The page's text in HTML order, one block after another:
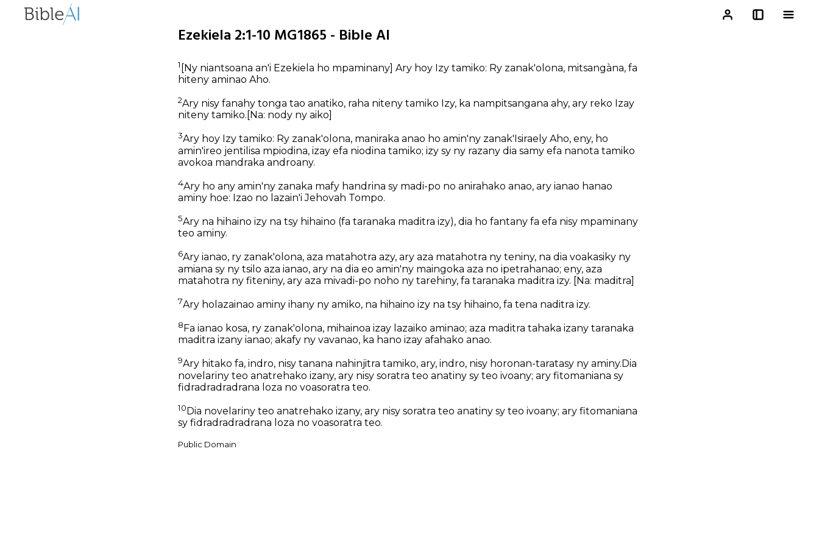
Ezekiela 2:1-10 MG1865 - Bible AI
1 [Ny niantsoana an'i Ezekiela ho mpaminany] Ary hoy Izy tamiko: Ry zanak'olona, mitsangàna, fa
hiteny aminao Aho.
2Ary nisy fanahy tonga tao anatiko, raha niteny tamiko Izy, ka nampitsangana ahy, ary reko Izay
niteny tamiko. [Na: nody ny aiko]
3Ary hoy Izy tamiko: Ry zanak'olona, maniraka anao ho amin'ny zanak'Isiraely Aho, eny, ho
amin'ireo jentilisa mpiodina, izay efa niodina tamiko; izy sy ny razany dia samy efa nanota tamiko
avokoa mandraka androany.
4Ary ho any amin'ny zanaka mafy handrina sy madi-po no anirahako anao, ary ianao hanao
aminy hoe: Izao no lazain'i Jehovah Tompo.
5Ary na hihaino izy na tsy hihaino (fa taranaka maditra izy), dia ho fantany fa efa nisy mpaminany
teo aminy.
6Ary ianao, ry zanak'olona, aza matahotra azy, ary aza matahotra ny teniny, na dia voakasiky ny
amiana sy ny tsilo aza ianao, ary na dia eo amin'ny maingoka aza no ipetrahanao; eny, aza
matahotra ny fiteniny, ary aza mivadi-po noho ny tarehiny, fa taranaka maditra izy. [Na: maditra]
7Ary holazainao aminy ihany ny amiko, na hihaino izy na tsy hihaino, fa tena naditra izy.
8 Fa ianao kosa, ry zanak'olona, mihainoa izay lazaiko aminao; aza maditra tahaka izany taranaka
maditra izany ianao; akafy ny vavanao, ka hano izay afahako anao.
9Ary hitako fa, indro, nisy tanana nahinjitra tamiko, ary, indro, nisy horonan-taratasy ny aminy.Dia
novelariny teo anatrehako izany, ary nisy soratra teo anatiny sy teo ivoany; ary fitomaniana sy
fidradradradrana loza no voasoratra teo.
10Dia novelariny teo anatrehako izany, ary nisy soratra teo anatiny sy teo ivoany; ary fitomaniana
sy fidradradradrana loza no voasoratra teo.
Public Domain